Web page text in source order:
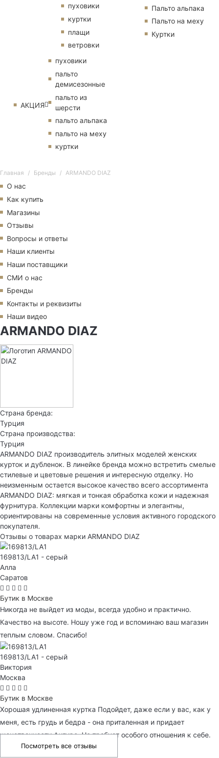
пуховики
куртки
плащи
ветровки
АКЦИЯ
пуховики
пальто
демисезонные
пальто из
шерсти
пальто альпака
пальто на меху
куртки
Пальто альпака
Пальто на меху
Куртки
Главная Бренды ARMANDO DIAZ
О нас
Как купить
Магазины
Отзывы
Вопросы и ответы
Наши клиенты
Наши поставщики
СМИ о нас
Бренды
Контакты и реквизиты
Наши видео
ARMANDO DIAZ
Страна бренда:
Турция
Страна производства:
Турция
ARMANDO DIAZ производитель элитных моделей женских
курток и дубленок. В линейке бренда можно встретить смелые
стилевые и цветовые решения и интересную отделку. Но
неизменным остается высокое качество всего ассортимента
ARMANDO DIAZ: мягкая и тонкая обработка кожи и надежная
фурнитура. Коллекции марки комфортны и элегантны,
ориентированы на современные условия активного городского
покупателя.
Отзывы о товарах марки ARMANDO DIAZ
169813/LA1 - серый
Алла
Саратов
Бутик в Москве
Никогда не выйдет из моды, всегда удобно и практично.
Качество на высоте. Ношу уже год и вспоминаю ваш магазин
теплым словом. Спасибо!
169813/LA1 - серый
Виктория
Москва
Бутик в Москве
Хорошая удлиненная куртка Подойдет, даже если у вас, как у
меня, есть грудь и бедра - она приталенная и придает
женственности фигуре. Не требует особого отношения к себе.
Посмотреть все отзывы